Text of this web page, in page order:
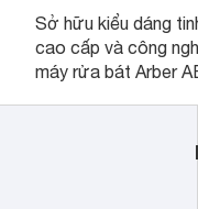
Sở hữu kiểu dáng
cao cấp và công
máy rửa bát Arber
luôn sạch bóng,